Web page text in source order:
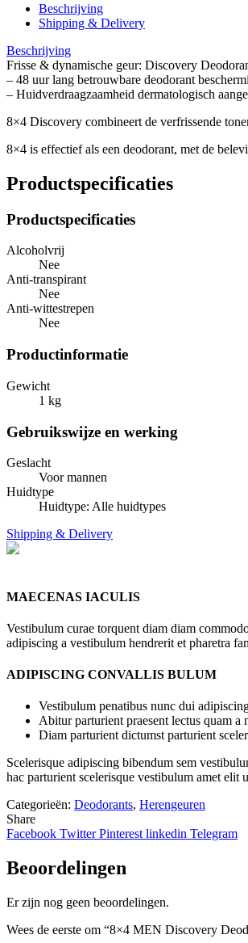
Beschrijving
Shipping & Delivery
Beschrijving
Frisse & dynamische geur: Discovery
– 48 uur lang betrouwbare deodorant
– Huidverdraagzaamheid dermatologisch
8×4 Discovery combineert de verfrissende
8×4 is effectief als een deodorant, met de
Productspecificaties
Productspecificaties
Alcoholvrij
Nee
Anti-transpirant
Nee
Anti-wittestrepen
Nee
Productinformatie
Gewicht
1 kg
Gebruikswijze en werking
Geslacht
Voor mannen
Huidtype
Huidtype: Alle huidtypes
Shipping & Delivery
MAECENAS IACULIS
Vestibulum curae torquent diam diam
adipiscing a vestibulum hendrerit et pharetra
ADIPISCING CONVALLIS BULUM
Vestibulum penatibus nunc dui
Abitur parturient praesent lectus quam a
Diam parturient dictumst parturient
Scelerisque adipiscing bibendum sem
hac parturient scelerisque vestibulum amet elit
Categorieën: Deodorants, Herengeuren
Share
Facebook Twitter Pinterest linkedin Telegram
Beoordelingen
Er zijn nog geen beoordelingen.
Wees de eerste om “8×4 MEN Discovery